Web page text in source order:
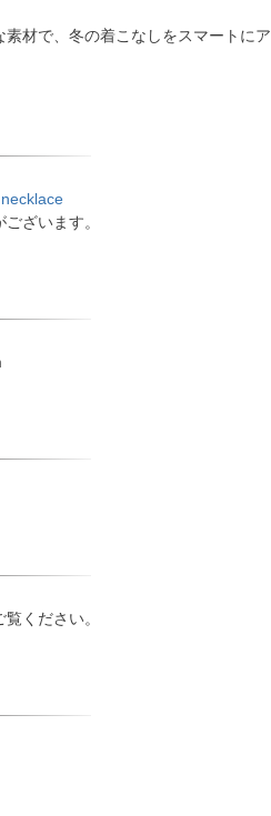
材で、冬の着こなしをスマートにア
ざいます。
ください。